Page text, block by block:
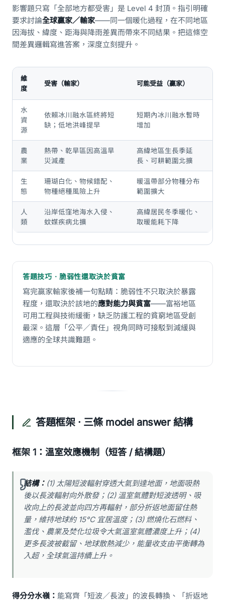
影響題只寫「全部地方都受害」是 Level 4 封頂。指引明確
要求討論全球贏家／輸家——同一個暖化過程，在不同地區
因海拔、緯度、距海與降雨差異而帶來不同結果。把這條空
間差異邏輯寫進答案，深度立刻提升。
維
度
受害（輸家） 可能受益（贏家）
水
資
源
依賴冰川融水區終將短
缺；低地洪峰提早
短期內冰川融水暫時
增加
農
業
熱帶、乾旱區因高溫旱
災減產
高緯地區生長季延
長、可耕範圍北擴
生
態
珊瑚白化、物候錯配、
物種絕種風險上升
暖溫帶部分物種分布
範圍擴大
人
類
沿岸低窪地海水入侵、
蚊媒疾病北擴
高緯居民冬季暖化、
取暖能耗下降
答題技巧 · 脆弱性還取決於貧富
寫完贏家輸家後補一句點睛：脆弱性不只取決於暴露
程度，還取決於該地的應對能力與貧富——富裕地區
可用工程與技術緩衝，缺乏防護工程的貧窮地區受創
最深。這層「公平／責任」視角同時可接駁到減緩與
適應的全球共識難題。
答題框架 · 三條 model answer 結構
框架 1：溫室效應機制（短答 / 結構題）
結構： (1) 太陽短波輻射穿透大氣到達地面，地面吸熱
後以長波輻射向外散發；(2) 溫室氣體對短波透明、吸
收向上的長波並向四方再輻射，部分折返地面留住熱
量，維持地球約 15°C 宜居溫度；(3) 燃燒化石燃料、
濫伐、農業及焚化垃圾令大氣溫室氣體濃度上升；(4)
更多長波被截留、地球散熱減少，能量收支由平衡轉為
入超，全球氣溫持續上升。
得分分水嶺： 能寫齊「短波／長波」的波長轉換、「折返地